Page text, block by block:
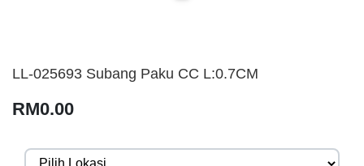
LL-025693 Subang Paku CC L:0.7CM
RM0.00